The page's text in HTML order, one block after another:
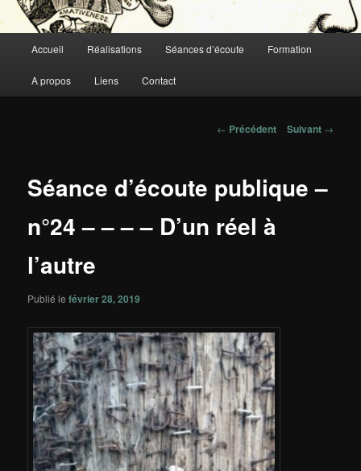
principal
Aller
au
Accueil Réalisations Séances d’écoute Formation
A propos Liens Contact
Navigation
← Précédent Suivant →
Séance d’écoute publique –
n°24 – – – – D’un réel à
l’autre
Publié lefévrier 28, 2019